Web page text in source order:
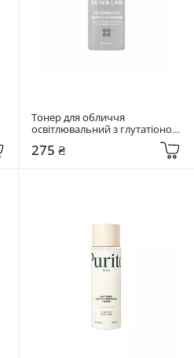
Тонер для обличчя
освітлювальний з глутатіоном
Skin&Lab 15 мл Glutathione
Ampoule Toner
275 ₴